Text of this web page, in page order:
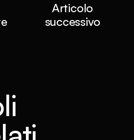
Articolo
successivo